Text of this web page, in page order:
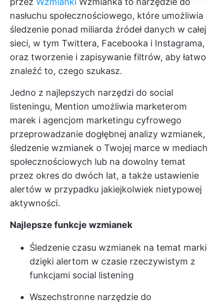
nasłuchu społecznościowego, które umożliwia
śledzenie ponad miliarda źródeł danych w całej
sieci, w tym Twittera, Facebooka i Instagrama,
oraz tworzenie i zapisywanie filtrów, aby łatwo
znaleźć to, czego szukasz.
Jedno z najlepszych narzędzi do social
listeningu, Mention umożliwia marketerom
marek i agencjom marketingu cyfrowego
przeprowadzanie dogłębnej analizy wzmianek,
śledzenie wzmianek o Twojej marce w mediach
społecznościowych lub na dowolny temat
przez okres do dwóch lat, a także ustawienie
alertów w przypadku jakiejkolwiek nietypowej
aktywności.
Najlepsze funkcje wzmianek
Śledzenie czasu wzmianek na temat marki
dzięki alertom w czasie rzeczywistym z
funkcjami social listening
Wszechstronne narzędzie do